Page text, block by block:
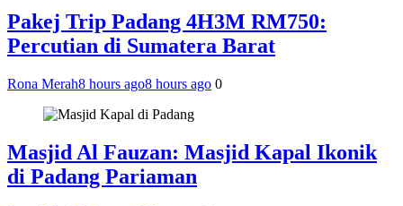
Pakej Trip Padang 4H3M RM750:
Percutian di Sumatera Barat
Rona Merah8 hours ago8 hours ago 0
Masjid Al Fauzan: Masjid Kapal Ikonik
di Padang Pariaman